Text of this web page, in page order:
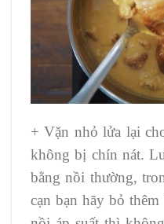
+ Vặn nhỏ lửa lại
không bị chín nát.
bằng nồi thường,
cạn bạn hãy bỏ